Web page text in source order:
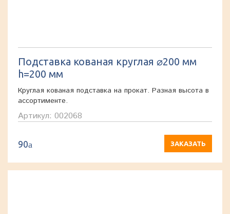
Подставка кованая круглая ⌀200 мм
h=200 мм
Круглая кованая подставка на прокат. Разная высота в
ассортименте.
Артикул: 002068
90a ЗАКАЗАТЬ